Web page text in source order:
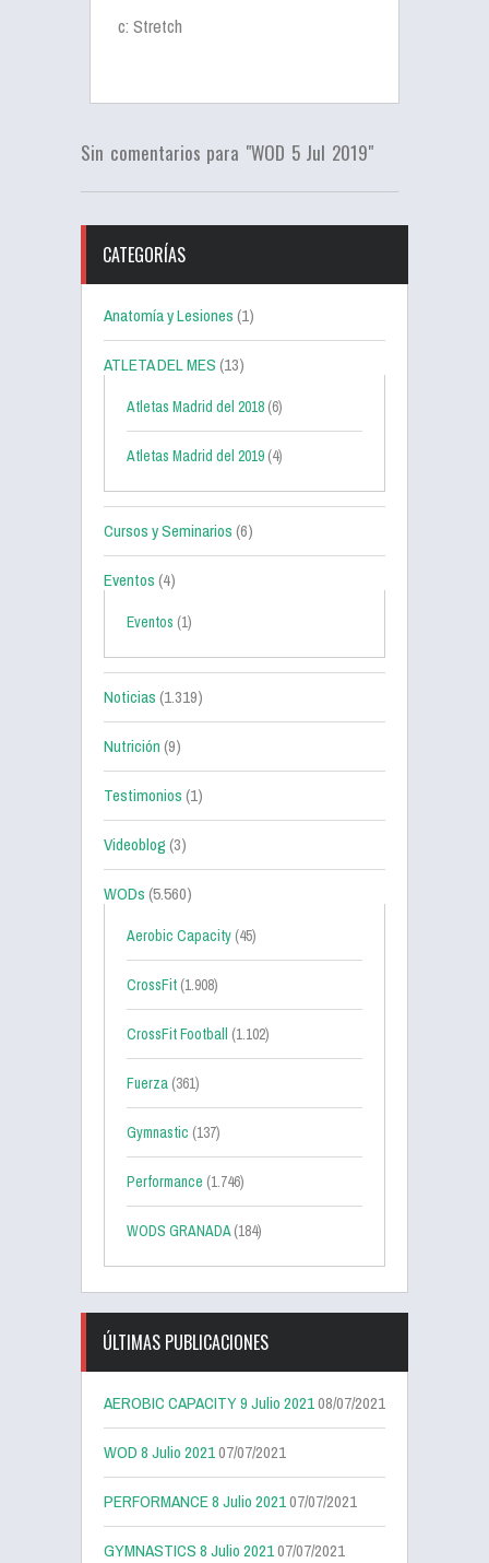
c: Stretch
Sin comentarios para "WOD 5 Jul 2019"
CATEGORÍAS
Anatomía y Lesiones(1)
ATLETA DEL MES(13)
Atletas Madrid del 2018 (6)
Atletas Madrid del 2019 (4)
Cursos y Seminarios(6)
Eventos(4)
Eventos (1)
Noticias(1.319)
Nutrición(9)
Testimonios(1)
Videoblog(3)
WODs(5.560)
Aerobic Capacity (45)
CrossFit (1.908)
CrossFit Football (1.102)
Fuerza (361)
Gymnastic (137)
Performance (1.746)
WODS GRANADA(184)
ÚLTIMAS PUBLICACIONES
AEROBIC CAPACITY 9 Julio 202108/07/2021
WOD 8 Julio 202107/07/2021
PERFORMANCE 8 Julio 202107/07/2021
GYMNASTICS 8 Julio 202107/07/2021